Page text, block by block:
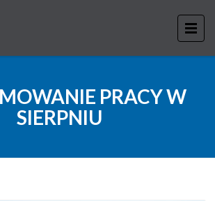
PRACY W
SIERPNIU